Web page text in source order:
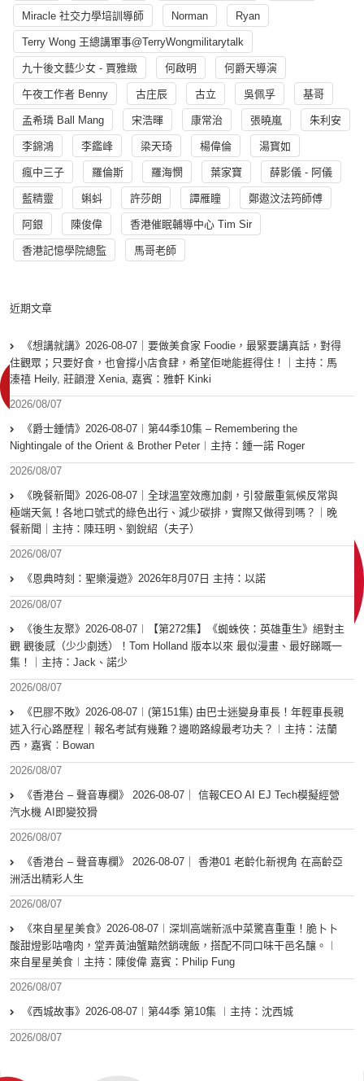
Miracle 社交力學培訓導師 Norman Ryan
Terry Wong 王總講軍事@TerryWongmilitarytalk
九十後文藝少女 - 賈雅緻 何啟明 何爵天導演
午夜工作者 Benny 古庄辰 古立 吳佩孚 基哥
孟希璘 Ball Mang 宋浩暉 康常治 張曉嵐 朱利安
李錦鴻 李鑑峰 梁天琦 楊偉倫 湯寳如
瘋中三子 羅倫斯 羅海憫 葉家寶 薛影儀 - 阿儀
藍精靈 蝌蚪 許莎朗 譚雁瞳 鄭遨汶法筠師傅
阿銀 陳俊偉 香港催眠輔導中心 Tim Sir
香港記憶學院總監 馬哥老師
近期文章
《想講就講》2026-08-07｜要做美食家 Foodie，最緊要講真話，對得
住觀眾；只要好食，也會撐小店食肆，希望佢哋能捱得住！｜主持：馬
溱禧 Heily, 莊韻澄 Xenia, 嘉賓：雅軒 Kinki
2026/08/07
《爵士鍾情》2026-08-07︱第44季10集 – Remembering the
Nightingale of the Orient & Brother Peter︱主持：鍾一諾 Roger
2026/08/07
《晚餐新聞》2026-08-07｜全球溫室效應加劇，引發嚴重氣候反常與
極端天氣！各地口號式的綠色出行、減少碳排，實際又做得到嗎？｜晚
餐新聞｜主持：陳珏明、劉銳紹（夫子）
2026/08/07
《恩典時刻：聖樂漫遊》2026年8月07日 主持：以諾
2026/08/07
《後生友聚》2026-08-07︱【第272集】《蜘蛛俠：英雄重生》絕對主
觀 觀後感（少少劇透）！Tom Holland 版本以來 最似漫畫、最好睇嘅一
集！｜主持：Jack、諾少
2026/08/07
《巴膠不敗》2026-08-07︱(第151集) 由巴士迷變身車長！年輕車長親
述入行心路歷程｜報名考試有幾難？邊啲路線最考功夫？︱主持：法蘭
西，嘉賓︰Bowan
2026/08/07
《香港台 – 聲音專欄》 2026-08-07｜ 信報CEO AI EJ Tech模擬經營
汽水機 AI即變狡猾
2026/08/07
《香港台 – 聲音專欄》 2026-08-07｜ 香港01 老齡化新視角 在高齡亞
洲活出精彩人生
2026/08/07
《來自星星美食》2026-08-07︱深圳高端新派中菜驚喜重重！脆卜卜
酸甜燈影咕嚕肉，堂弄黃油蟹黯然銷魂飯，搭配不同口味干邑名釀。︱
來自星星美食︱主持：陳俊偉 嘉賓：Philip Fung
2026/08/07
《西城故事》2026-08-07︱第44季 第10集 ︱主持：沈西城
2026/08/07